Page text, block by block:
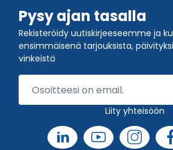
Pysy ajan tasalla
Rekisteröidy uutiskirjeeseemme ja
ensimmäisenä tarjouksista,
vinkeistä
Liity yhteisöön